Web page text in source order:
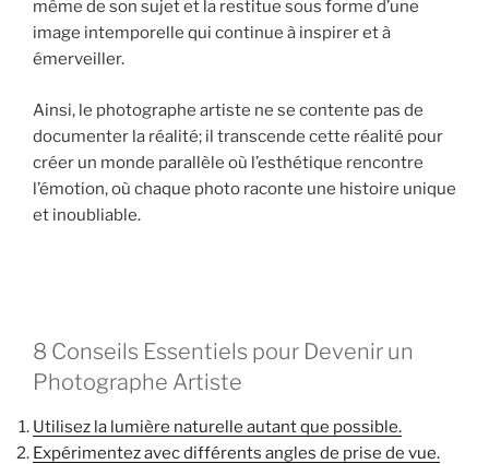
même de son sujet et la restitue sous forme d’une
image intemporelle qui continue à inspirer et à
émerveiller.
Ainsi, le photographe artiste ne se contente pas de
documenter la réalité; il transcende cette réalité pour
créer un monde parallèle où l’esthétique rencontre
l’émotion, où chaque photo raconte une histoire unique
et inoubliable.
8 Conseils Essentiels pour Devenir un
Photographe Artiste
Utilisez la lumière naturelle autant que possible.
Expérimentez avec différents angles de prise de vue.